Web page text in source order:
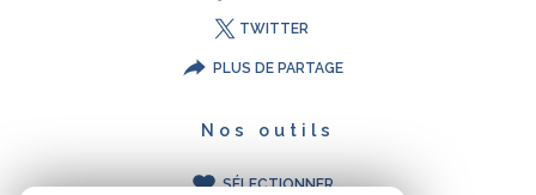
TWITTER
PLUS DE PARTAGE
Nos outils
SÉLECTIONNER